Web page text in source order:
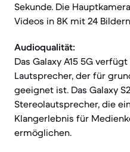
Sekunde. Die
Videos in 8K mit 24
Audioqualität:
Das Galaxy A15 5G
Lautsprecher, der für
geeignet ist. Das Galaxy
Stereolautsprecher, die
Klangerlebnis für
ermöglichen.